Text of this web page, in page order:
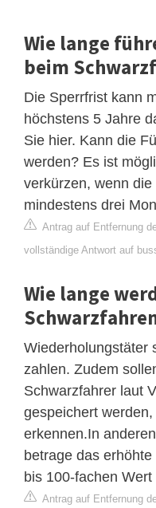
Wie lange
beim
Die Sperrfrist kann
höchstens 5 Jahre
Sie hier. Kann die
werden? Es ist
verkürzen, wenn
mindestens drei
Antrag auf Entfernung
vollständige Antwort auf
Wie lange
Wiederholungstäter
zahlen. Zudem
Schwarzfahrer laut
gespeichert
erkennen.In
betrage das
bis 100-fachen
Antrag auf Entfernung